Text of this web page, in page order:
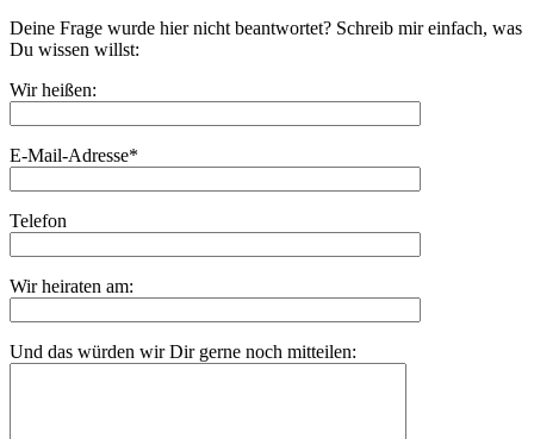
Deine Frage wurde hier nicht beantwortet? Schreib mir einfach, was
Du wissen willst:
Wir heißen:
E-Mail-Adresse*
Telefon
Wir heiraten am:
Und das würden wir Dir gerne noch mitteilen: